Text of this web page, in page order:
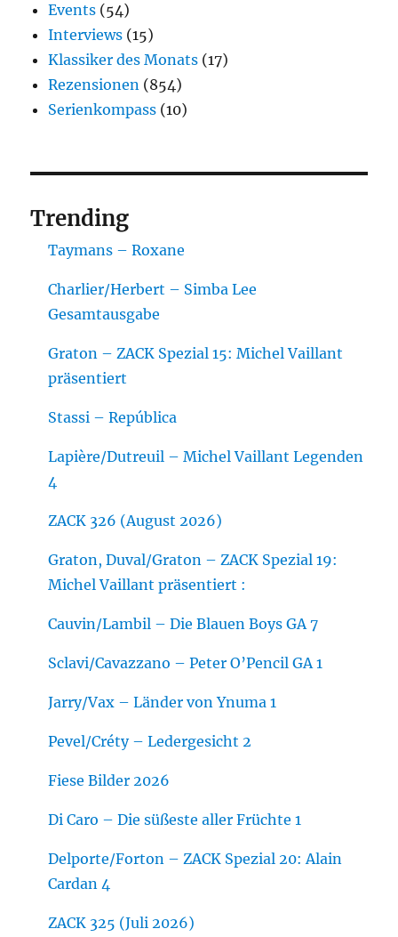
Events (54)
Interviews (15)
Klassiker des Monats (17)
Rezensionen (854)
Serienkompass (10)
Trending
Taymans – Roxane
Charlier/Herbert – Simba Lee
Gesamtausgabe
Graton – ZACK Spezial 15: Michel Vaillant
präsentiert
Stassi – República
Lapière/Dutreuil – Michel Vaillant Legenden
4
ZACK 326 (August 2026)
Graton, Duval/Graton – ZACK Spezial 19:
Michel Vaillant präsentiert :
Cauvin/Lambil – Die Blauen Boys GA 7
Sclavi/Cavazzano – Peter O’Pencil GA 1
Jarry/Vax – Länder von Ynuma 1
Pevel/Créty – Ledergesicht 2
Fiese Bilder 2026
Di Caro – Die süßeste aller Früchte 1
Delporte/Forton – ZACK Spezial 20: Alain
Cardan 4
ZACK 325 (Juli 2026)